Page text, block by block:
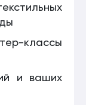
классы
и ваших